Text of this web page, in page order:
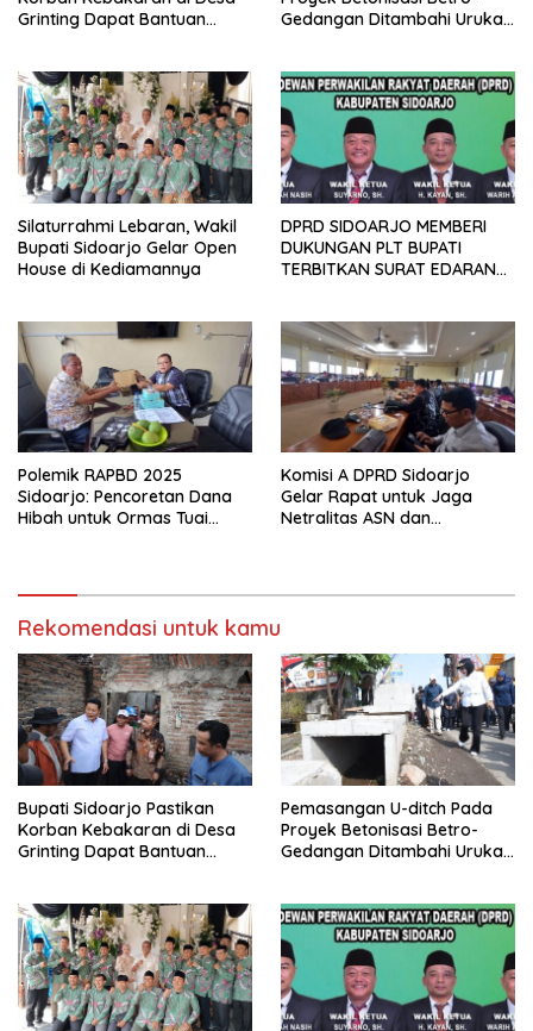
Grinting Dapat Bantuan
Gedangan Ditambahi Urukan
Silaturrahmi Lebaran, Wakil
Bupati Sidoarjo Gelar Open
House di Kediamannya
DPRD SIDOARJO MEMBERI
DUKUNGAN PLT BUPATI
TERBITKAN SURAT EDARAN
TK, PAUD, SD, SMP/MTS
KELUAR KOTA
Polemik RAPBD 2025
Sidoarjo: Pencoretan Dana
Hibah untuk Ormas Tuai
Komisi A DPRD Sidoarjo
Gelar Rapat untuk Jaga
Netralitas ASN dan
Rekomendasi untuk kamu
Bupati Sidoarjo Pastikan
Korban Kebakaran di Desa
Grinting Dapat Bantuan
Pemasangan U-ditch Pada
Proyek Betonisasi Betro-
Gedangan Ditambahi Urukan